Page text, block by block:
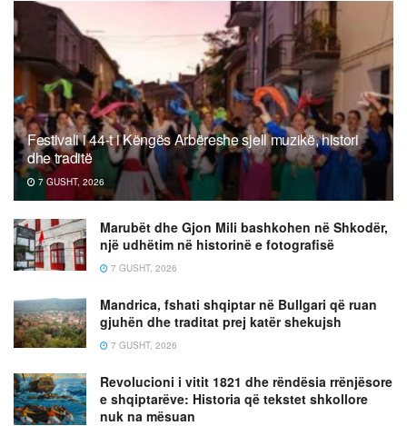
Festivali i 44-t i Këngës Arbëreshe sjell muzikë, histori
dhe traditë
7 GUSHT, 2026
Marubët dhe Gjon Mili bashkohen në Shkodër,
një udhëtim në historinë e fotografisë
7 GUSHT, 2026
Mandrica, fshati shqiptar në Bullgari që ruan
gjuhën dhe traditat prej katër shekujsh
7 GUSHT, 2026
Revolucioni i vitit 1821 dhe rëndësia rrënjësore
e shqiptarëve: Historia që tekstet shkollore
nuk na mësuan